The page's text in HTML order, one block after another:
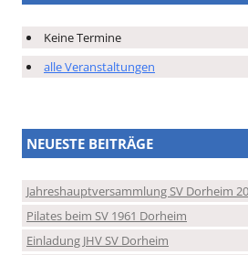
Keine Termine
alle Veranstaltungen
NEUESTE BEITRÄGE
Jahreshauptversammlung SV Dorheim
Pilates beim SV 1961 Dorheim
Einladung JHV SV Dorheim